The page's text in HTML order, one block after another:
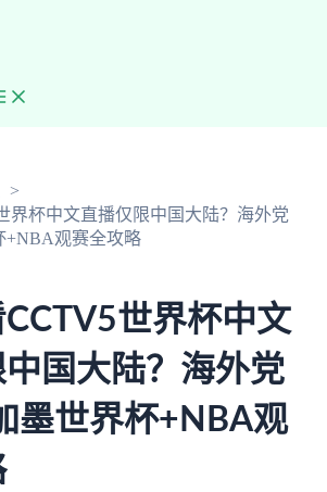
界杯中文直播仅限中国大陆？海外党
+NBA观赛全攻略
世界杯中文
国大陆？海外党
墨世界杯+NBA观